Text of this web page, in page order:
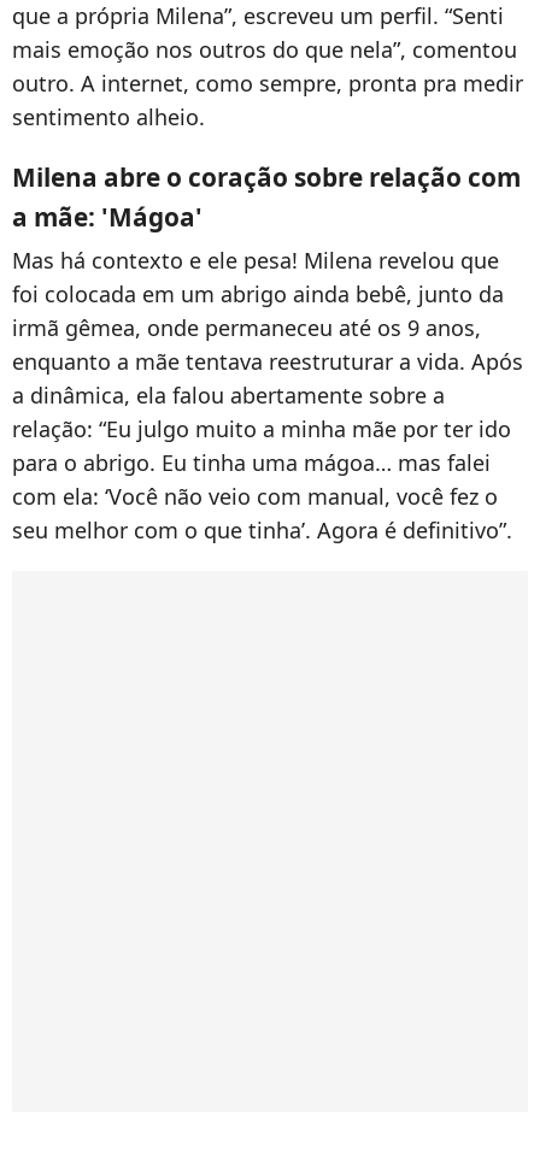
que a própria Milena”, escreveu um perfil. “Senti
mais emoção nos outros do que nela”, comentou
outro. A internet, como sempre, pronta pra medir
sentimento alheio.
Milena abre o coração sobre relação com
a mãe: 'Mágoa'
Mas há contexto e ele pesa! Milena revelou que
foi colocada em um abrigo ainda bebê, junto da
irmã gêmea, onde permaneceu até os 9 anos,
enquanto a mãe tentava reestruturar a vida. Após
a dinâmica, ela falou abertamente sobre a
relação: “Eu julgo muito a minha mãe por ter ido
para o abrigo. Eu tinha uma mágoa… mas falei
com ela: ‘Você não veio com manual, você fez o
seu melhor com o que tinha’. Agora é definitivo”.